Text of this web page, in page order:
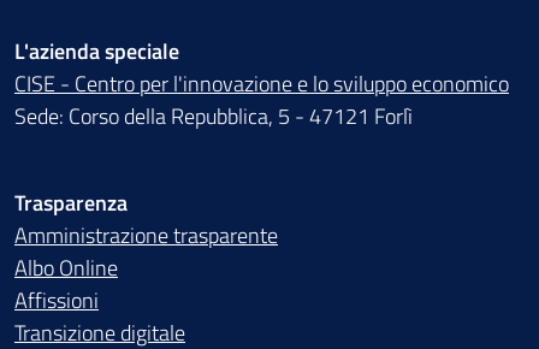
L'azienda speciale
CISE - Centro per l'innovazione e lo sviluppo economico
Sede: Corso della Repubblica, 5 - 47121 Forlì
Trasparenza
Amministrazione trasparente
Albo Online
Affissioni
Transizione digitale